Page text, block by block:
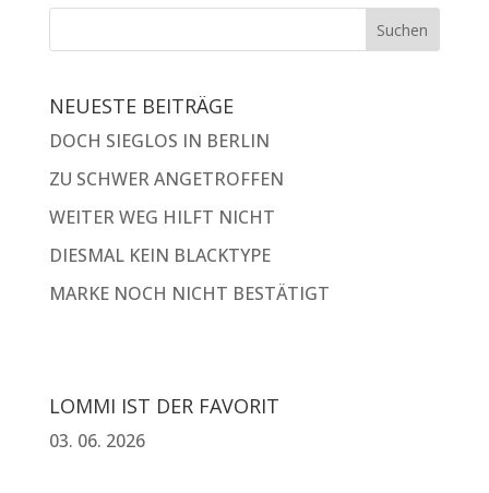
NEUESTE BEITRÄGE
DOCH SIEGLOS IN BERLIN
ZU SCHWER ANGETROFFEN
WEITER WEG HILFT NICHT
DIESMAL KEIN BLACKTYPE
MARKE NOCH NICHT BESTÄTIGT
LOMMI IST DER FAVORIT
03. 06. 2026